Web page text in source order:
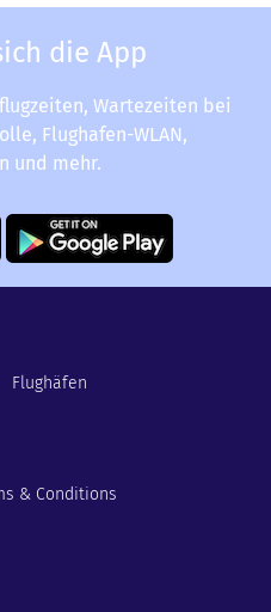
die App
Wartezeiten bei
Flughafen-WLAN,
und mehr.
Flughäfen
& Conditions